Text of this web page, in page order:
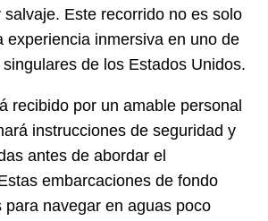
Este recorrido no es solo
experiencia inmersiva en uno de
de los Estados Unidos.
recibido por un amable personal
instrucciones de seguridad y
antes de abordar el
embarcaciones de fondo
para navegar en aguas poco